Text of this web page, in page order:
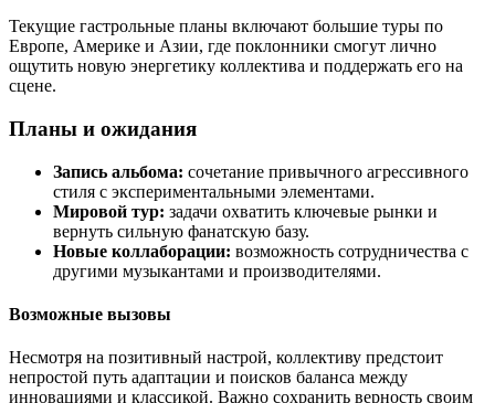
Текущие гастрольные планы включают большие туры по
Европе, Америке и Азии, где поклонники смогут лично
ощутить новую энергетику коллектива и поддержать его на
сцене.
Планы и ожидания
Запись альбома: сочетание привычного агрессивного
стиля с экспериментальными элементами.
Мировой тур: задачи охватить ключевые рынки и
вернуть сильную фанатскую базу.
Новые коллаборации: возможность сотрудничества с
другими музыкантами и производителями.
Возможные вызовы
Несмотря на позитивный настрой, коллективу предстоит
непростой путь адаптации и поисков баланса между
инновациями и классикой. Важно сохранить верность своим